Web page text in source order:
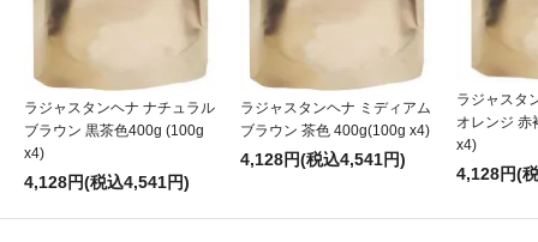
ラジャスタンヘナ ナチュラル
ブラウン 黒茶色400g (100g
x4)
4,128円(税込4,541円)
ラジャスタンヘナ ミディアム
ブラウン 茶色 400g(100g x4)
4,128円(税込4,541円)
ラジャスタ
オレンジ
x4)
4,128円(